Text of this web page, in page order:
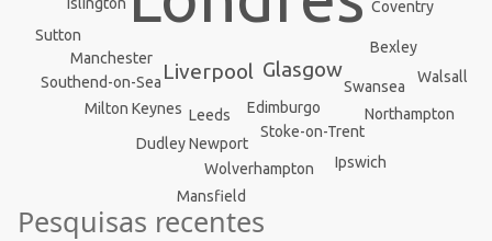
Liverpool Glasgow
Edimburgo
Leeds
Manchester
Stoke-on-Trent
Coventry
Newport
Swansea
Southend-on-Sea
Wolverhampton
Milton Keynes
Bexley
Northampton
Dudley
Sutton
Ipswich
Walsall
Mansfield
Pesquisas recentes